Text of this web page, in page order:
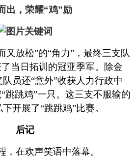
出，荣耀“鸡”励
又放松”的“角力”，最终三支队
当日拓训的冠亚季军。除金
员还“意外”收获人力行政中
跳跳鸡”一只。这三支不服输的
开展了“跳跳鸡”比赛。
后记
，在欢声笑语中落幕。